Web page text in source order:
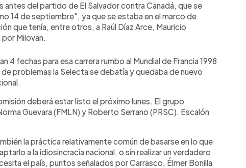
antes del partido de El Salvador contra Canadá, que se
14 de septiembre", ya que se estaba en el marco de
que tenía, entre otros, a Raúl Díaz Arce, Mauricio
Milovan.
4 fechas para esa carrera rumbo al Mundial de Francia 1998
problemas la Selecta se debatía y quedaba de nuevo
deberá estar listo el próximo lunes. El grupo
Guevara (FMLN) y Roberto Serrano (PRSC). Escalón
la práctica relativamente común de basarse en lo que
a la idiosincracia nacional, o sin realizar un verdadero
el país, puntos señalados por Carrasco, Élmer Bonilla